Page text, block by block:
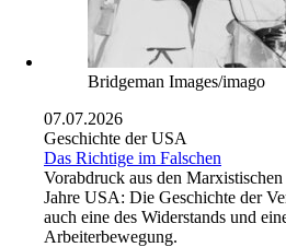
Bridgeman Images/imago
07.07.2026
Geschichte der USA
Das Richtige im Falschen
Vorabdruck aus den
Jahre USA: Die Geschichte der
auch eine des Widerstands und
Arbeiterbewegung.